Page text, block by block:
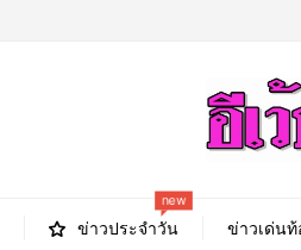
ข่าวประจำวัน
new
ข่าวเด่นท้